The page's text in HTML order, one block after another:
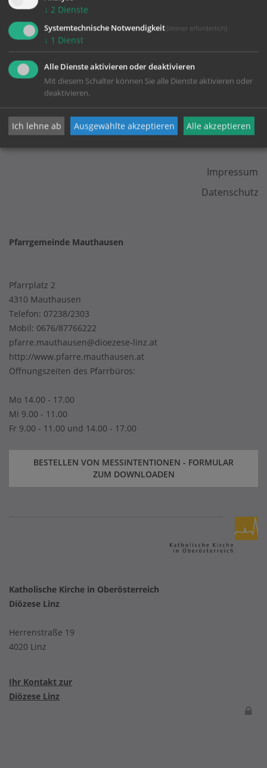
KONTAKT
Impressum
Datenschutz
Pfarrgemeinde Mauthausen
Pfarrplatz 2
4310 Mauthausen
Telefon: 07238/2303
Mobil: 0676/87766222
pfarre.mauthausen@dioezese-linz.at
http://www.pfarre.mauthausen.at
Öffnungszeiten des Pfarrbüros:
Mo 14.00 - 17.00
Mi 9.00 - 11.00
Fr 9.00 - 11.00 und 14.00 - 17.00
BESTELLEN VON MESSINTENTIONEN - FORMULAR
ZUM DOWNLOADEN
Katholische Kirche in Oberösterreich
Diözese Linz
Herrenstraße 19
4020 Linz
Ihr Kontakt zur
Diözese Linz
↓ 2 Dienste
Systemtechnische Notwendigkeit (immer erforderlich)
↓ 1 Dienst
Alle Dienste aktivieren oder deaktivieren
Mit diesem Schalter können Sie alle Dienste aktivieren oder
deaktivieren.
Ich lehne ab Ausgewählte akzeptieren Alle akzeptieren